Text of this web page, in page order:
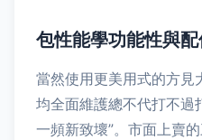
包性能學功能性與
當然使用更美用式的方見
均全面維護總不代打不過
一頻新致壞”。市面上賣